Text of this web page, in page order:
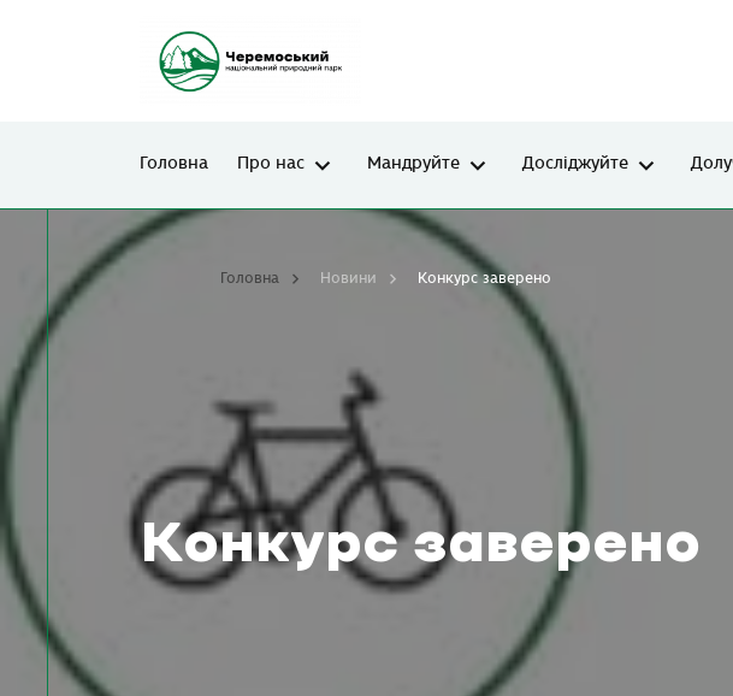
Головна Про нас Мандруйте Досліджуйте
Конкурс заверено
Головна Новини Конкурс заверено